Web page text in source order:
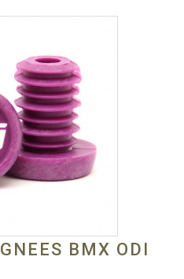
BMX ODI